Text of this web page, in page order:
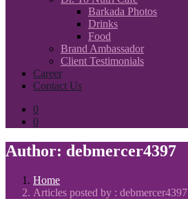
Barkada Photos
Drinks
Food
Brand Ambassador
Client Testimonials
Career
Contact Us
0
0
Author: debmercer4397
Home
Articles posted by : debmercer4397